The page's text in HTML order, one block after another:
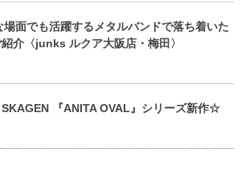
場面でも活躍するメタルバンドで落ち着いた
介〈junks ルクア大阪店・梅田〉
SKAGEN 『ANITA OVAL』シリーズ新作☆